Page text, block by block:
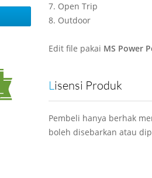
7. Open Trip
8. Outdoor
Edit file pakai MS Power
Lisensi Produk
Pembeli hanya berhak
boleh disebarkan atau